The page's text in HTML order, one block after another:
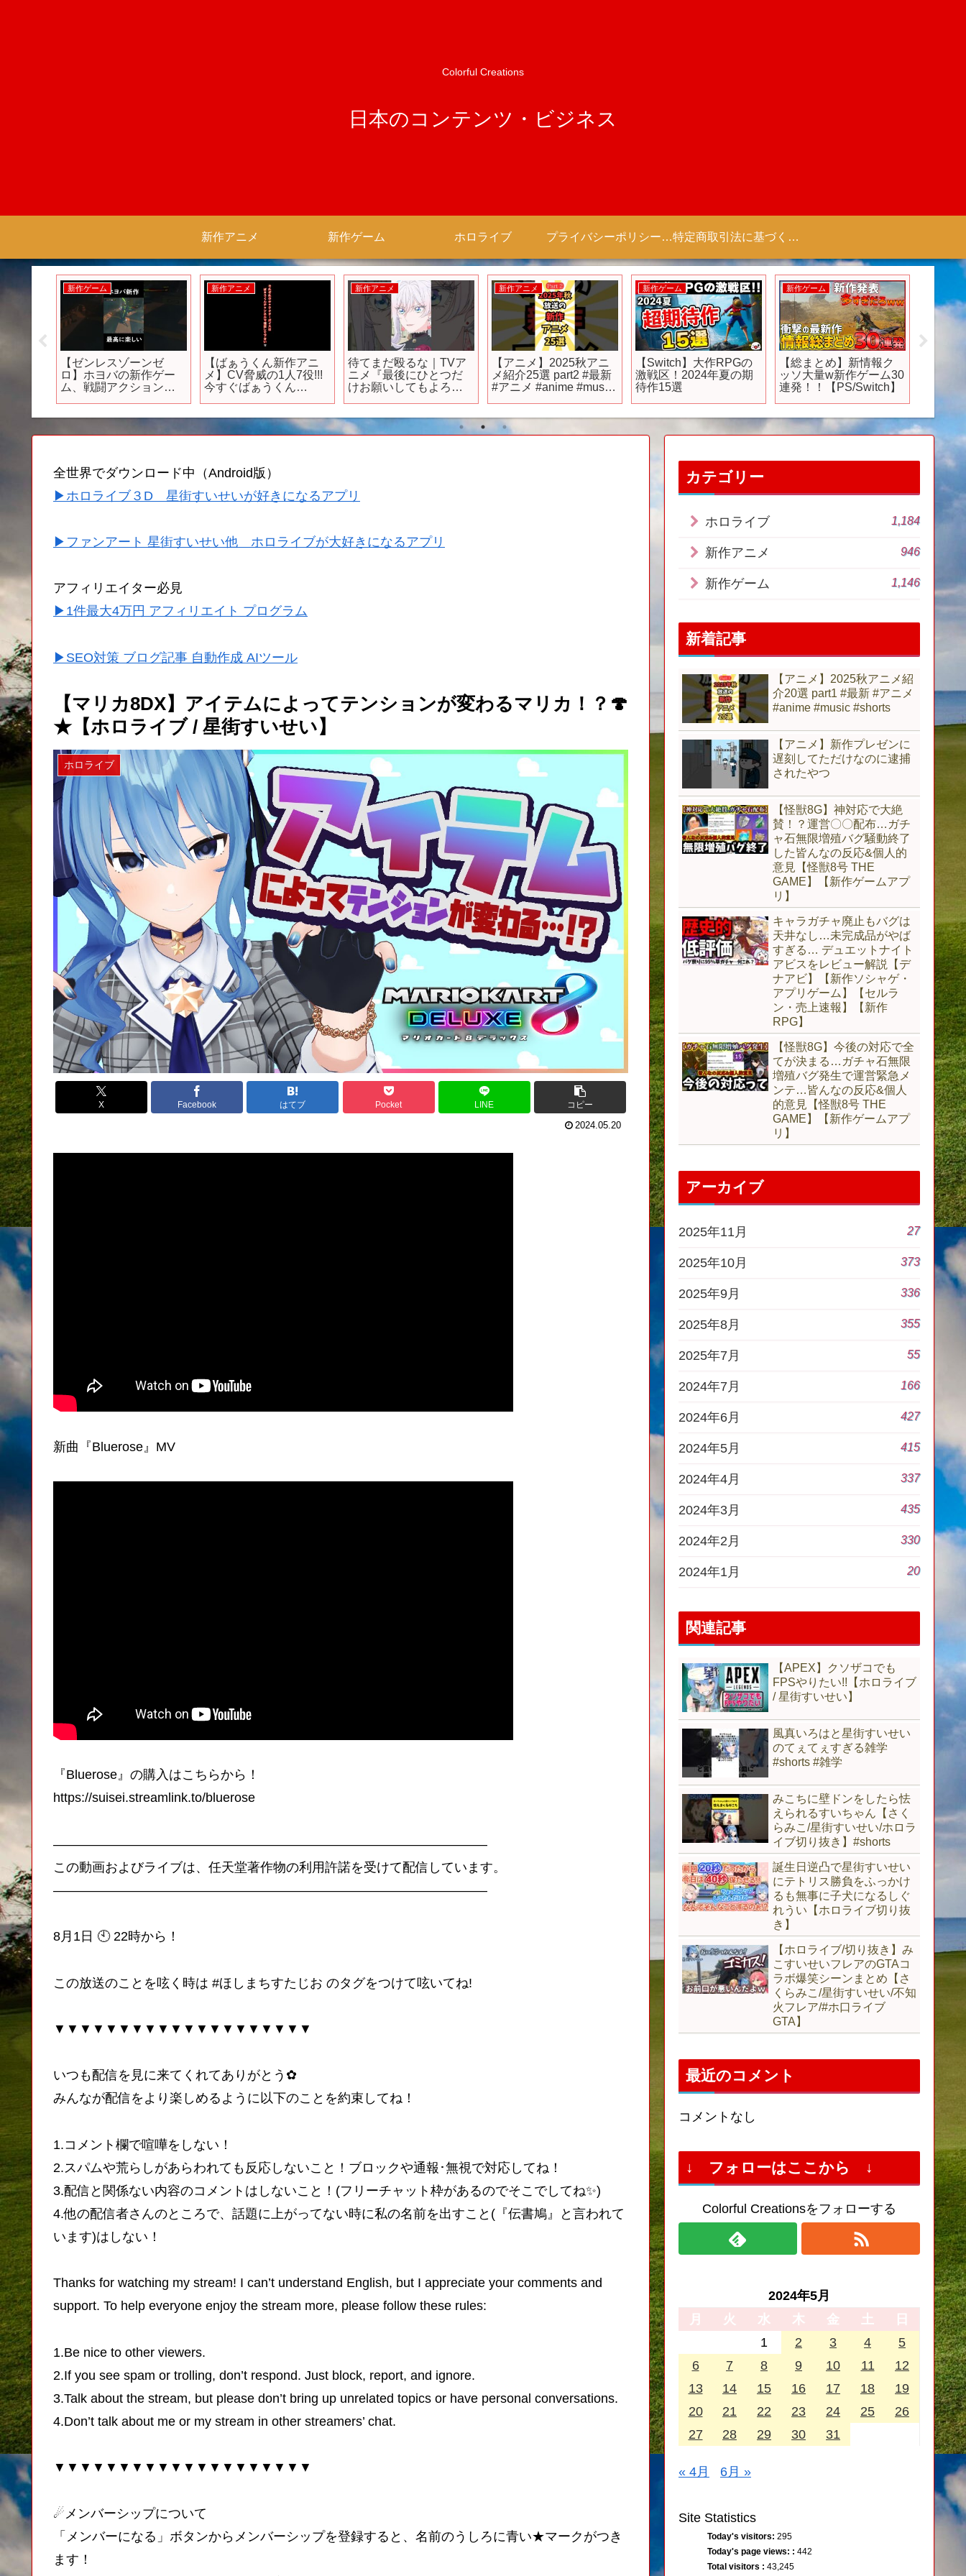
Colorful Creations
日本のコンテンツ・ビジネス
新作アニメ 新作ゲーム ホロライブ プライバシーポリシー 【Colorful Creation】 特定商取引法に基づく表記（商取引に関する開示）
新作ゲーム
【ゼンレスゾーンゼ
ロ】ホヨバの新作ゲー
ム、戦闘アクションが
新作アニメ
【ばぁうくん新作アニ
メ】CV脅威の1人7役!!!
今すぐばぁうくん
アニメ
新作アニメ
待てまだ殴るな｜TVア
ニメ『最後にひとつだ
けお願いしてもよろし
り放送中！#shorts #さ
いひと #MayIAsk #アニ
新作アニメ
【アニメ】2025秋アニ
メ紹介25選 part2 #最新
#アニメ #anime #music
新作ゲーム
【Switch】大作RPGの
激戦区！2024年夏の期
待作15選
新作ゲーム
【総まとめ】新情報ク
ッソ大量w新作ゲーム30
連発！！【PS/Switch】
だった
【
全世界でダウンロード中（Android版）
▶ホロライブ３D 星街すいせいが好きになるアプリ
▶ファンアート 星街すいせい他 ホロライブが大好きになるアプリ
アフィリエイター必見
▶1件最大4万円 アフィリエイト プログラム
▶SEO対策 ブログ記事 自動作成 AIツール
【マリカ8DX】アイテムによってテンションが変わるマリカ！？🍄
★【ホロライブ / 星街すいせい】
ホロライブ
X Facebook はてブ Pocket LINE コピー
2024.05.20
新曲『Bluerose』MV
『Bluerose』の購入はこちらから！
https://suisei.streamlink.to/bluerose
—————————————————————————————————–
この動画およびライブは、任天堂著作物の利用許諾を受けて配信しています。
—————————————————————————————————–
8月1日 🕙 22時から！
この放送のことを呟く時は #ほしまちすたじお のタグをつけて呟いてね!
▼▼▼▼▼▼▼▼▼▼▼▼▼▼▼▼▼▼▼▼
いつも配信を見に来てくれてありがとう✿
みんなが配信をより楽しめるように以下のことを約束してね！
1.コメント欄で喧嘩をしない！
2.スパムや荒らしがあらわれても反応しないこと！ブロックや通報･無視で対応してね！
3.配信と関係ない内容のコメントはしないこと！(フリーチャット枠があるのでそこでしてね✨)
4.他の配信者さんのところで、話題に上がってない時に私の名前を出すこと(『伝書鳩』と言われて
います)はしない！
Thanks for watching my stream! I can’t understand English, but I appreciate your comments and
support. To help everyone enjoy the stream more, please follow these rules:
1.Be nice to other viewers.
2.If you see spam or trolling, don’t respond. Just block, report, and ignore.
3.Talk about the stream, but please don’t bring up unrelated topics or have personal conversations.
4.Don’t talk about me or my stream in other streamers’ chat.
▼▼▼▼▼▼▼▼▼▼▼▼▼▼▼▼▼▼▼▼
☄メンバーシップについて
「メンバーになる」ボタンからメンバーシップを登録すると、名前のうしろに青い★マークがつき
ます！
カテゴリー
ホロライブ 1,184
新作アニメ 946
新作ゲーム 1,146
新着記事
【アニメ】2025秋アニメ紹
介20選 part1 #最新 #アニメ
#anime #music #shorts
【アニメ】新作プレゼンに
遅刻してただけなのに逮捕
されたやつ
【怪獣8G】神対応で大絶
賛！？運営〇〇配布…ガチ
ャ石無限増殖バグ騒動終了
した皆んなの反応&個人的
意見【怪獣8号 THE
GAME】【新作ゲームアプ
リ】
キャラガチャ廃止もバグは
天井なし…未完成品がやば
すぎる… デュエットナイト
アビスをレビュー解説【デ
ナアビ】【新作ソシャゲ・
アプリゲーム】【セルラ
ン・売上速報】【新作
RPG】
【怪獣8G】今後の対応で全
てが決まる…ガチャ石無限
増殖バグ発生で運営緊急メ
ンテ…皆んなの反応&個人
的意見【怪獣8号 THE
GAME】【新作ゲームアプ
リ】
アーカイブ
2025年11月 27
2025年10月 373
2025年9月 336
2025年8月 355
2025年7月 55
2024年7月 166
2024年6月 427
2024年5月 415
2024年4月 337
2024年3月 435
2024年2月 330
2024年1月 20
関連記事
【APEX】クソザコでも
FPSやりたい!!【ホロライブ
/ 星街すいせい】
風真いろはと星街すいせい
のてぇてぇすぎる雑学
#shorts #雑学
みこちに壁ドンをしたら怯
えられるすいちゃん【さく
らみこ/星街すいせい/ホロラ
イブ切り抜き】#shorts
誕生日逆凸で星街すいせい
にテトリス勝負をふっかけ
るも無事に子犬になるしぐ
れうい【ホロライブ切り抜
き】
【ホロライブ/切り抜き】み
こすいせいフレアのGTAコ
ラボ爆笑シーンまとめ【さ
くらみこ/星街すいせい/不知
火フレア/#ホ口ライブ
GTA】
最近のコメント
コメントなし
↓ フォローはここから ↓
Colorful Creationsをフォローする
2024年5月
月
火 水 木 金 土
日
1
2 3 4
5
6
7 8 9 10 11
12
13
14 15 16 17 18
19
20
21 22 23 24 25
26
27
28 29 30 31
« 4月 6月 »
Site Statistics
Today's visitors: 295
Today's page views: : 442
Total visitors : 43,245